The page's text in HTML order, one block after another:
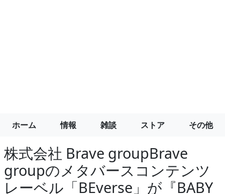
ホーム 情報 雑談 ストア その他
株式会社 Brave groupBrave
groupのメタバースコンテンツ
レーベル「BEverse」が『BABY